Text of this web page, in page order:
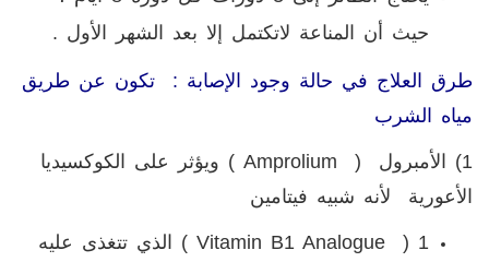
حيث أن المناعة لاتكتمل إلا بعد الشهر الأول .
طرق العلاج في حالة وجود الإصابة : تكون عن طريق
مياه الشرب
1) الأمبرول ( Amprolium ) ويؤثر على الكوكسيديا
الأعورية لأنه شبيه فيتامين
1 (
Vitamin B1 Analogue ) الذي تتغذى عليه